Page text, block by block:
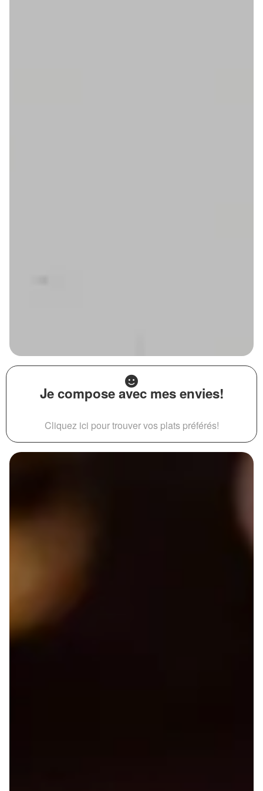
Je compose avec mes envies!
Cliquez ici pour trouver vos plats préférés!